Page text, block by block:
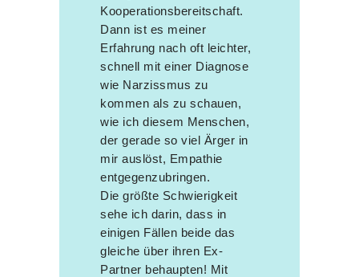
Kooperationsbereitschaft.
Dann ist es meiner
Erfahrung nach oft leichter,
schnell mit einer Diagnose
wie Narzissmus zu
kommen als zu schauen,
wie ich diesem Menschen,
der gerade so viel Ärger in
mir auslöst, Empathie
entgegenzubringen.
Die größte Schwierigkeit
sehe ich darin, dass in
einigen Fällen beide das
gleiche über ihren Ex-
Partner behaupten! Mit